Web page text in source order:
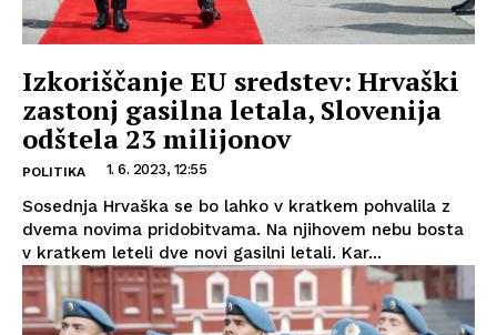
Izkoriščanje EU sredstev: Hrvaški
zastonj gasilna letala, Slovenija
odštela 23 milijonov
POLITIKA 1. 6. 2023, 12:55
Sosednja Hrvaška se bo lahko v kratkem pohvalila z
dvema novima pridobitvama. Na njihovem nebu bosta
v kratkem leteli dve novi gasilni letali. Kar...